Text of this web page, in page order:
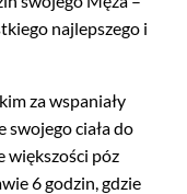
najlepszego i
za wspaniały
swojego ciała do
większości póz
6 godzin, gdzie